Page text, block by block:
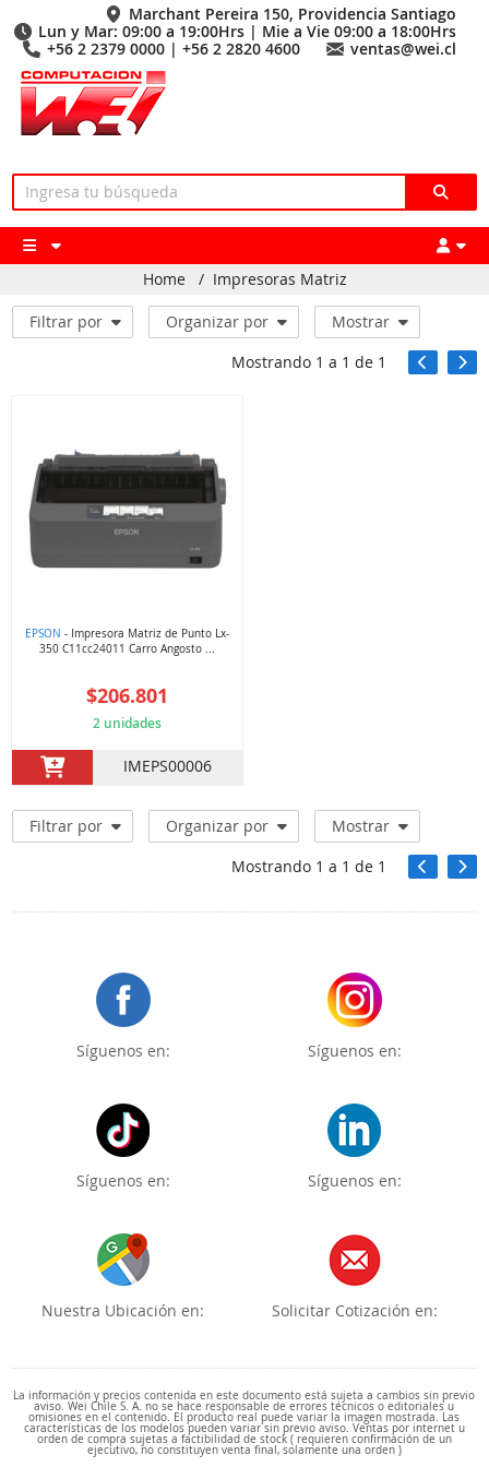
Marchant Pereira 150, Providencia Santiago
Lun y Mar: 09:00 a 19:00Hrs | Mie a Vie 09:00 a 18:00Hrs
+56 2 2379 0000 | +56 2 2820 4600
ventas@wei.cl
Home / Impresoras Matriz
Filtrar por Organizar por
Mostrar
Mostrando 1 a 1 de 1
EPSON - Impresora Matriz de Punto Lx-
350 C11cc24011 Carro Angosto ...
$206.801
2 unidades
IMEPS00006
Filtrar por Organizar por
Mostrar
Mostrando 1 a 1 de 1
Síguenos en: Síguenos en:
Síguenos en: Síguenos en:
Nuestra Ubicación en: Solicitar Cotización en:
La información y precios contenida en este documento está sujeta a cambios sin previo
aviso. Wei Chile S. A. no se hace responsable de errores técnicos o editoriales u
omisiones en el contenido. El producto real puede variar la imagen mostrada. Las
características de los modelos pueden variar sin previo aviso. Ventas por internet u
orden de compra sujetas a factibilidad de stock ( requieren confirmación de un
ejecutivo, no constituyen venta final, solamente una orden )